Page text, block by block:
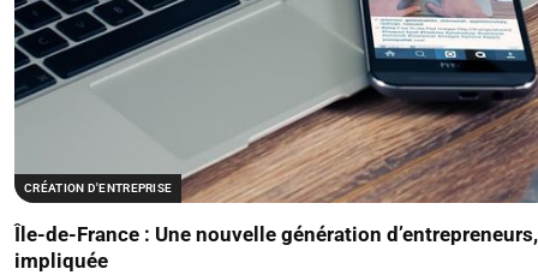
CRÉATION D'ENTREPRISE
Île-de-France : Une nouvelle génération
impliquée